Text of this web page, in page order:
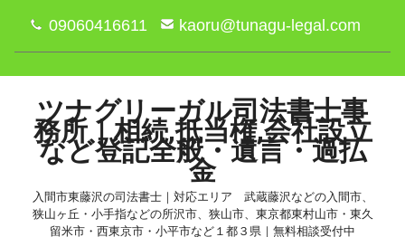
09060416611 kaoru@tunagu-legal.com
ツナグリーガル司法書士事
務所｜相続,抵当権,会社設立
など登記全般・遺言・過払
金
入間市東藤沢の司法書士｜対応エリア 武蔵藤沢などの入間市、
狭山ヶ丘・小手指などの所沢市、狭山市、東京都東村山市・東久
留米市・西東京市・小平市など１都３県｜無料相談受付中